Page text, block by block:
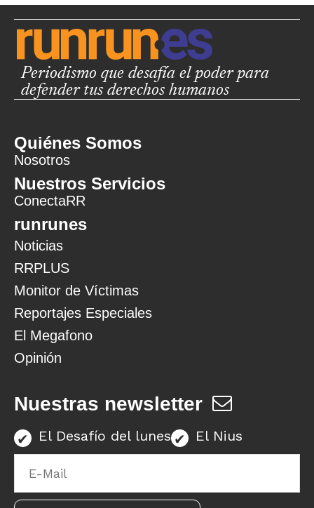
Periodismo que desafía el poder para
defender tus derechos humanos
Quiénes Somos
Nosotros
Nuestros Servicios
ConectaRR
runrunes
Noticias
RRPLUS
Monitor de Víctimas
Reportajes Especiales
El Megafono
Opinión
Nuestras newsletter
El Desafío del lunes El Nius